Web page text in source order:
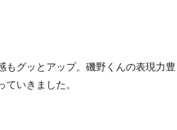
もグッとアップ。磯野くんの表現力豊
いきました。